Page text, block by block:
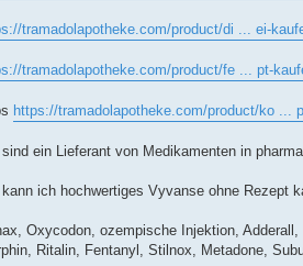
tramadolapotheke.com/product/di ... ei-
tramadolapotheke.com/product/fe ... pt-
https://tramadolapotheke.com/product/ko ...
ein Lieferant von Medikamenten in
ich hochwertiges Vyvanse ohne Rezept
Oxycodon, ozempische Injektion,
Ritalin, Fentanyl, Stilnox, Metadone,